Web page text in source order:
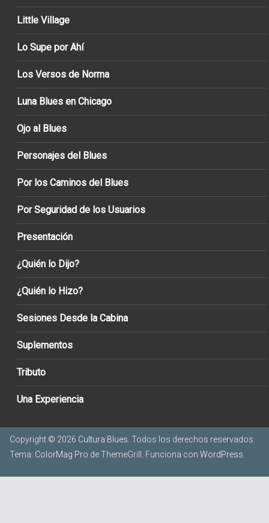
Little Village
Lo Supe por Ahí
Los Versos de Norma
Luna Blues en Chicago
Ojo al Blues
Personajes del Blues
Por los Caminos del Blues
Por Seguridad de los Usuarios
Presentación
¿Quién lo Dijo?
¿Quién lo Hizo?
Sesiones Desde la Cabina
Suplementos
Tributo
Una Experiencia
Copyright © 2026 Cultura Blues . Todos los derechos reservados.
Tema: ColorMag Pro de ThemeGrill. Funciona con WordPress